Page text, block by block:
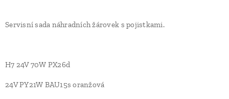
Servisní sada náhradních žárovek s pojistkami.
H7 24V 70W PX26d
24V PY21W BAU15s oranžová